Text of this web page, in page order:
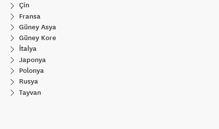
Çin
Fransa
Güney Asya
Güney Kore
İtalya
Japonya
Polonya
Rusya
Tayvan